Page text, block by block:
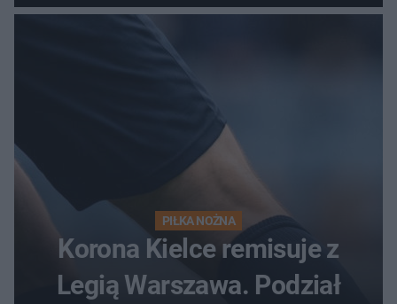
PIŁKA NOŻNA
Korona Kielce remisuje z
Legią Warszawa. Podział